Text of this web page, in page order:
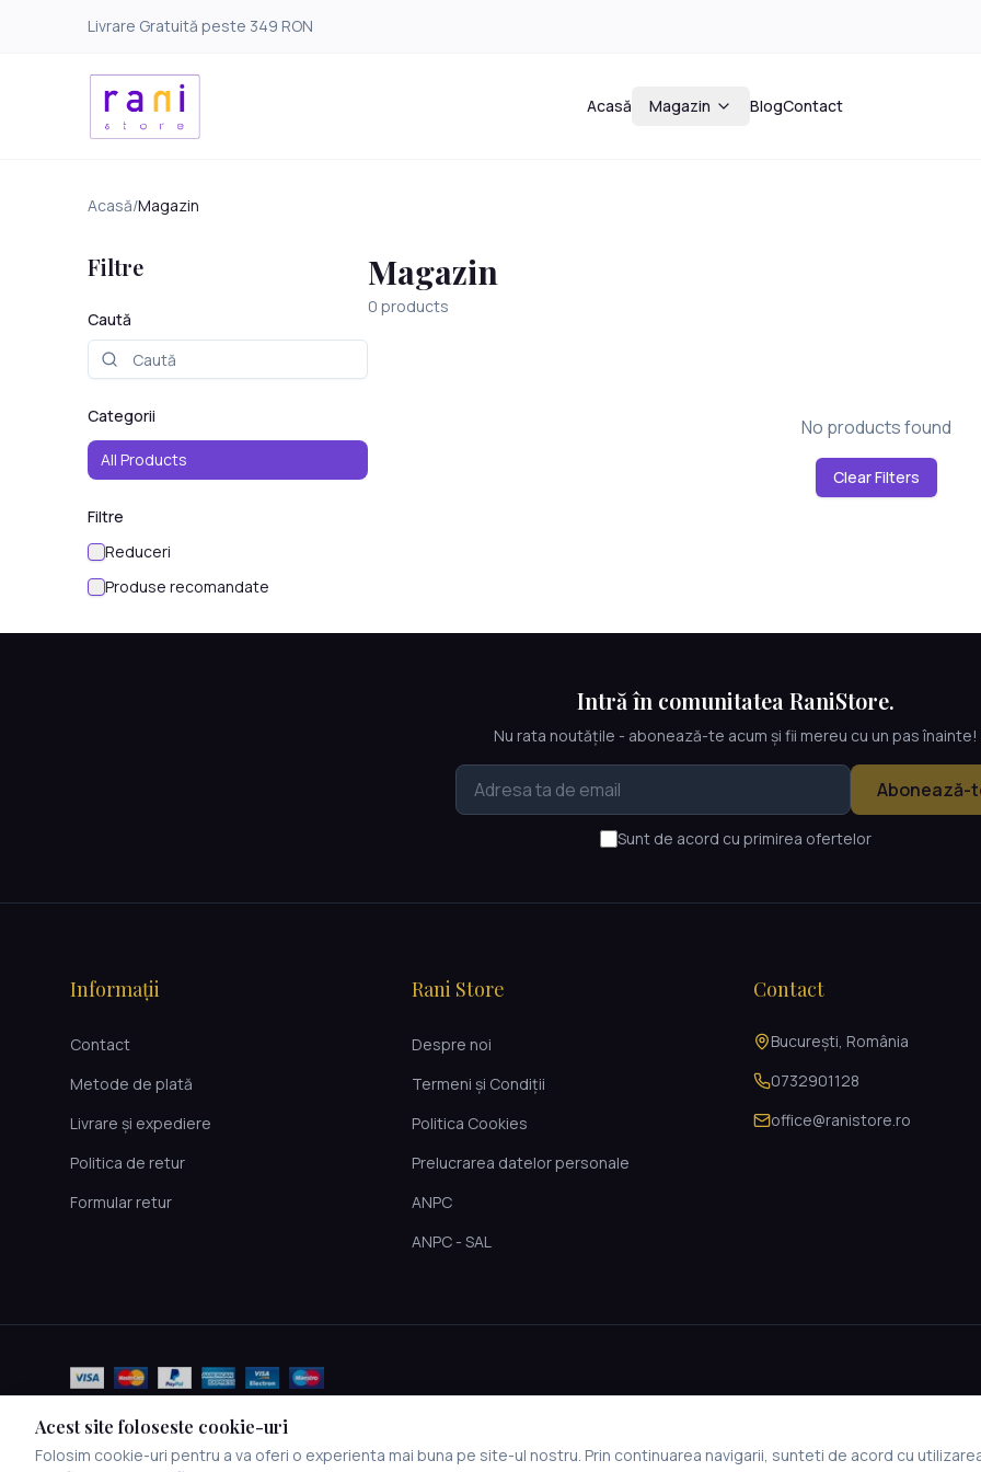
Livrare Gratuită peste 349 RON
Acasă Magazin BlogContact
Acasă/Magazin
Filtre
Caută
Categorii
All Products
Filtre
Reduceri
Produse recomandate
Magazin
0 products
No products found
Clear Filters
Intră în comunitatea RaniStore.
Nu rata noutățile - abonează-te acum și fii mereu cu un pas înainte!
Abonează-
Sunt de acord cu primirea ofertelor
Informații
Contact
Metode de plată
Livrare și expediere
Politica de retur
Formular retur
Rani Store
Despre noi
Termeni și Condiții
Politica Cookies
Prelucrarea datelor personale
ANPC
ANPC - SAL
Contact
București, România
0732901128
office@ranistore.ro
Acest site foloseste cookie-uri
Folosim cookie-uri pentru a va oferi o experienta mai buna pe site-ul nostru. Prin continuarea navigarii, sunteti de acord cu